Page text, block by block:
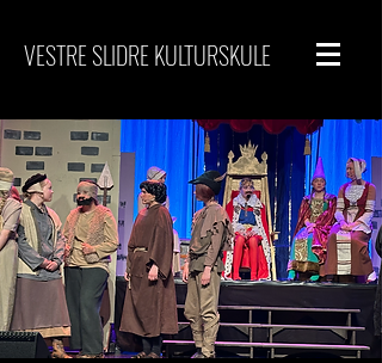
VESTRE SLIDRE KULTURSKULE